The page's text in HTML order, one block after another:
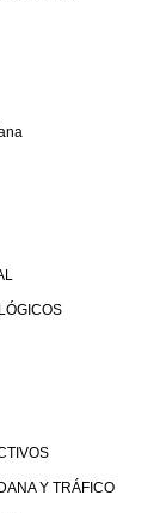
Y TRÁFICO